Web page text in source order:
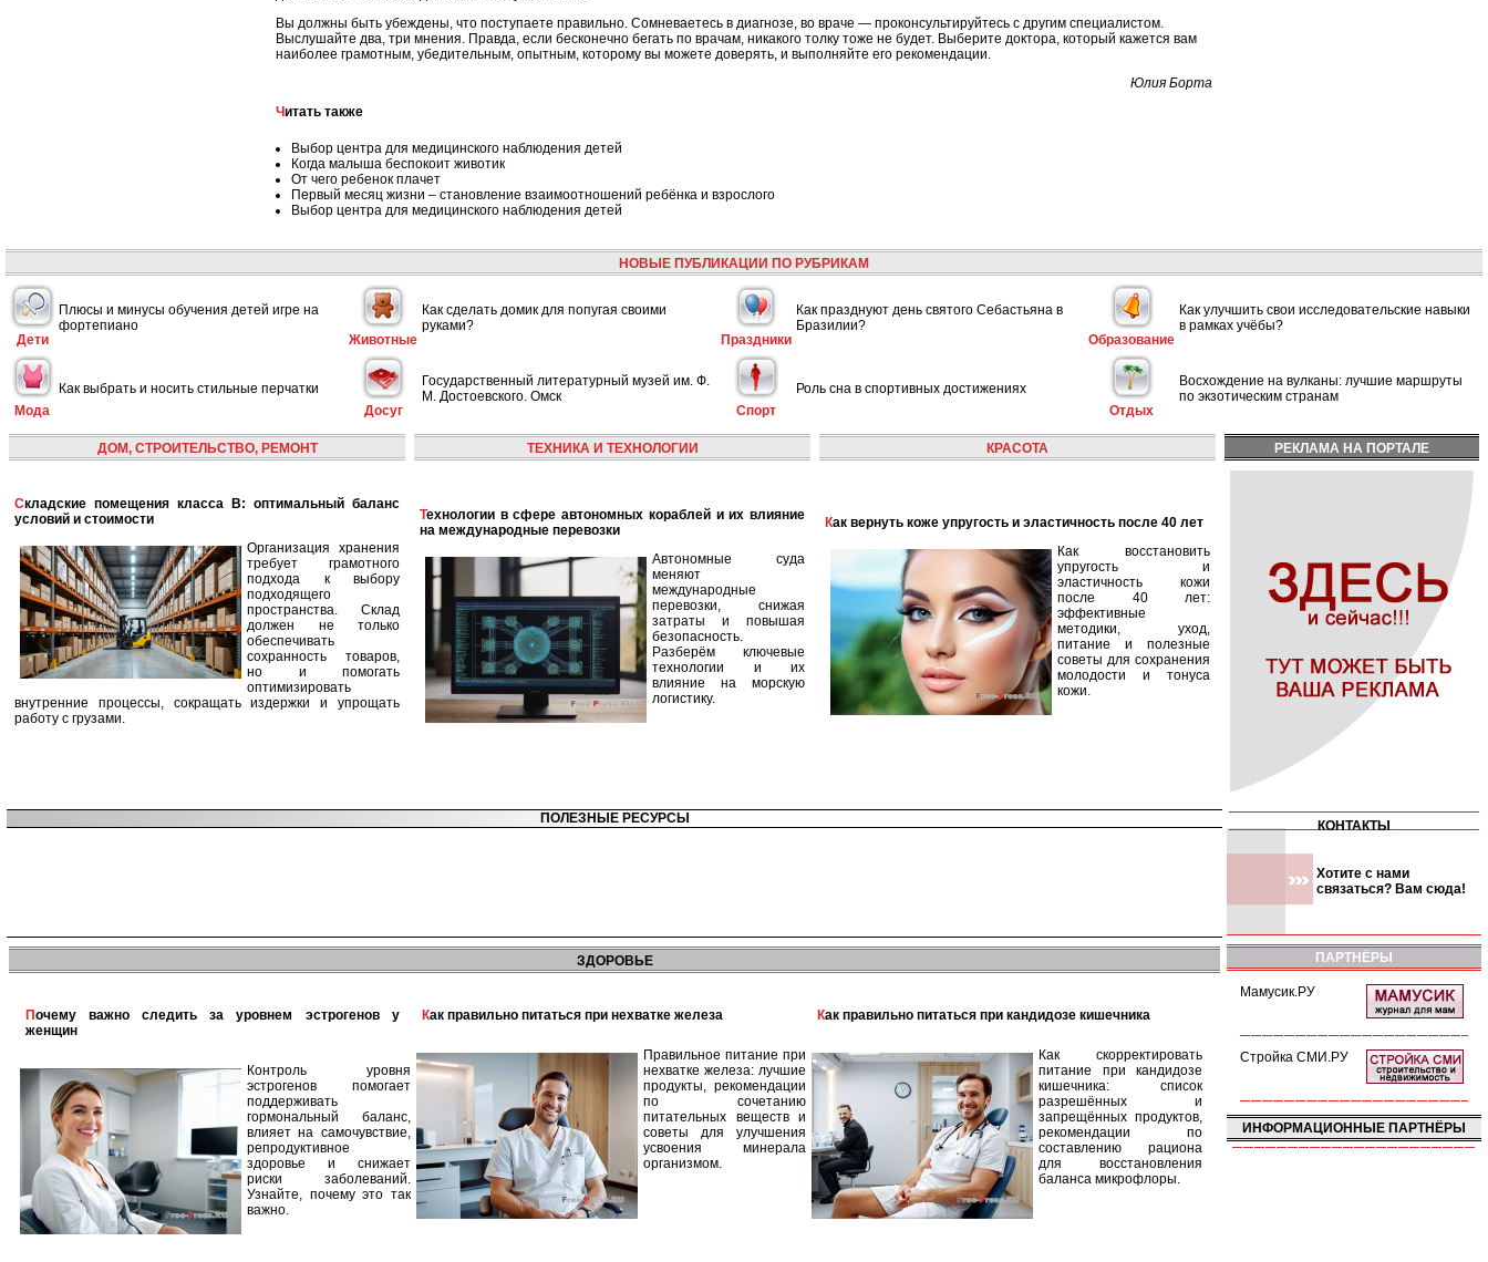
Вы должны быть убеждены, что поступаете правильно. Сомневаетесь в диагнозе, во враче — проконсультируйтесь с другим специалистом.
Выслушайте два, три мнения. Правда, если бесконечно бегать по врачам, никакого толку тоже не будет. Выберите доктора, который кажется вам
наиболее грамотным, убедительным, опытным, которому вы можете доверять, и выполняйте его рекомендации.
Юлия Борта
Читать также
Выбор центра для медицинского наблюдения детей
Когда малыша беспокоит животик
От чего ребенок плачет
Первый месяц жизни – становление взаимоотношений ребёнка и взрослого
Выбор центра для медицинского наблюдения детей
НОВЫЕ ПУБЛИКАЦИИ ПО РУБРИКАМ
Дети
Плюсы и минусы обучения детей игре на
фортепиано
Животные
Как сделать домик для попугая своими
руками?
Праздники
Как празднуют день святого Себастьяна в
Бразилии?
Образование
Как улучшить свои исследовательские навыки
в рамках учёбы?
Мода
Как выбрать и носить стильные перчатки
Досуг
Государственный литературный музей им. Ф.
М. Достоевского. Омск
Спорт
Роль сна в спортивных достижениях
Отдых
Восхождение на вулканы: лучшие маршруты
по экзотическим странам
ДОМ, СТРОИТЕЛЬСТВО, РЕМОНТ
Складские помещения класса B: оптимальный баланс
условий и стоимости
Организация хранения
требует грамотного
подхода к выбору
подходящего
пространства. Склад
должен не только
обеспечивать
сохранность товаров,
но и помогать
оптимизировать
внутренние процессы, сокращать издержки и упрощать
работу с грузами.
ТЕХНИКА И ТЕХНОЛОГИИ
Технологии в сфере автономных кораблей и их влияние
на международные перевозки
Автономные суда
меняют
международные
перевозки, снижая
затраты и повышая
безопасность.
Разберём ключевые
технологии и их
влияние на морскую
логистику.
КРАСОТА
Как вернуть коже упругость и эластичность после 40 лет
Как восстановить
упругость и
эластичность кожи
после 40 лет:
эффективные
методики, уход,
питание и полезные
советы для сохранения
молодости и тонуса
кожи.
РЕКЛАМА НА ПОРТАЛЕ
ПОЛЕЗНЫЕ РЕСУРСЫ КОНТАКТЫ
Хотите с нами
связаться? Вам сюда!
ЗДОРОВЬЕ
Почему важно следить за уровнем эстрогенов у
женщин
Контроль уровня
эстрогенов помогает
поддерживать
гормональный баланс,
влияет на самочувствие,
репродуктивное
здоровье и снижает
риски заболеваний.
Узнайте, почему это так
важно.
Как правильно питаться при нехватке железа
Правильное питание при
нехватке железа: лучшие
продукты, рекомендации
по сочетанию
питательных веществ и
советы для улучшения
усвоения минерала
организмом.
Как правильно питаться при кандидозе кишечника
Как скорректировать
питание при кандидозе
кишечника: список
разрешённых и
запрещённых продуктов,
рекомендации по
составлению рациона
для восстановления
баланса микрофлоры.
ПАРТНЁРЫ
Мамусик.РУ
Стройка СМИ.РУ
ИНФОРМАЦИОННЫЕ ПАРТНЁРЫ